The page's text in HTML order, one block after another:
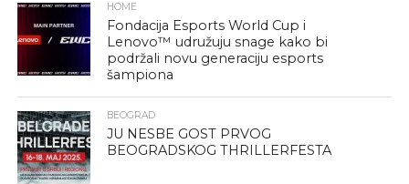
HOME
Fondacija Esports World Cup i
Lenovo™ udružuju snage kako bi
podržali novu generaciju esports
šampiona
BEOGRAD
JU NESBE GOST PRVOG
BEOGRADSKOG THRILLERFESTA